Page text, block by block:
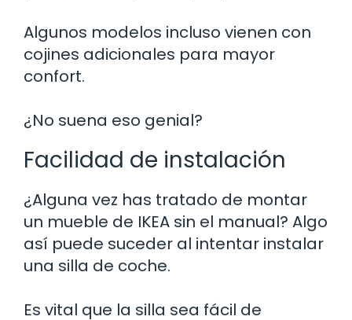
Algunos modelos incluso vienen con
cojines adicionales para mayor
confort.
¿No suena eso genial?
Facilidad de instalación
¿Alguna vez has tratado de montar
un mueble de IKEA sin el manual? Algo
así puede suceder al intentar instalar
una silla de coche.
Es vital que la silla sea fácil de